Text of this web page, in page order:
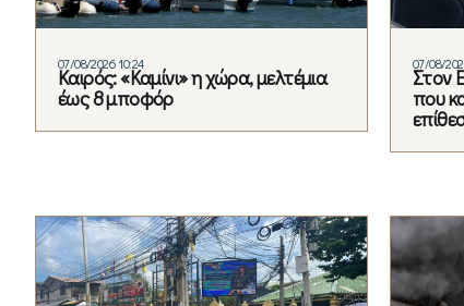
07/08/2026 10:24
Καιρός: «Καμίνι» η χώρα, μελτέμια
έως 8 μποφόρ
07/08/
Στον
που